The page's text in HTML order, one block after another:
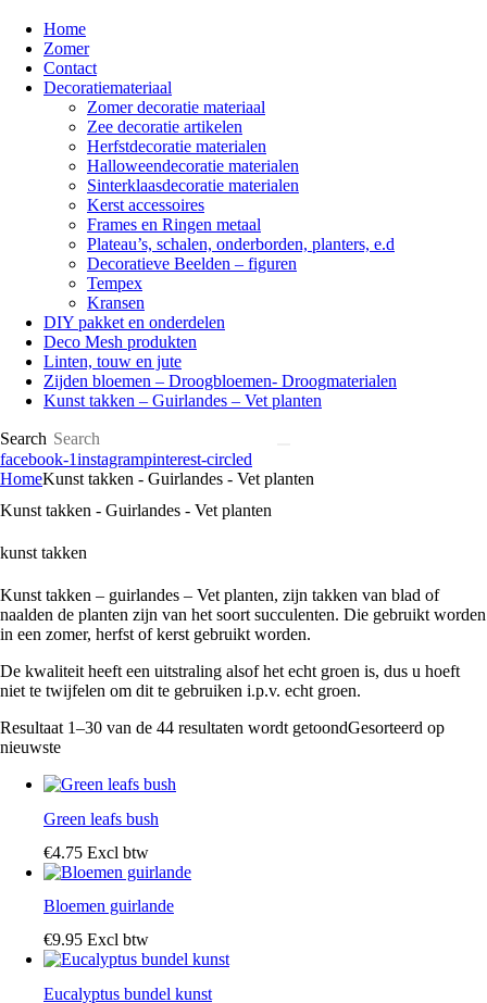
Home
Zomer
Contact
Decoratiemateriaal
Zomer decoratie materiaal
Zee decoratie artikelen
Herfstdecoratie materialen
Halloweendecoratie materialen
Sinterklaasdecoratie materialen
Kerst accessoires
Frames en Ringen metaal
Plateau’s, schalen, onderborden, planters, e.d
Decoratieve Beelden – figuren
Tempex
Kransen
DIY pakket en onderdelen
Deco Mesh produkten
Linten, touw en jute
Zijden bloemen – Droogbloemen- Droogmaterialen
Kunst takken – Guirlandes – Vet planten
Search
facebook-1instagrampinterest-circled
HomeKunst takken - Guirlandes - Vet planten
Kunst takken - Guirlandes - Vet planten
kunst takken
Kunst takken – guirlandes – Vet planten, zijn takken van blad of
naalden de planten zijn van het soort succulenten. Die gebruikt worden
in een zomer, herfst of kerst gebruikt worden.
De kwaliteit heeft een uitstraling alsof het echt groen is, dus u hoeft
niet te twijfelen om dit te gebruiken i.p.v. echt groen.
Resultaat 1–30 van de 44 resultaten wordt getoondGesorteerd op
nieuwste
Green leafs bush
€4.75 Excl btw
Bloemen guirlande
€9.95 Excl btw
Eucalyptus bundel kunst